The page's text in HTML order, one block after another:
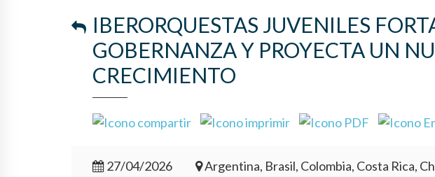
IBERORQUESTAS JUVENILES
GOBERNANZA Y PROYECTA UN
CRECIMIENTO
27/04/2026
Argentina, Brasil, Colombia, Costa Rica,